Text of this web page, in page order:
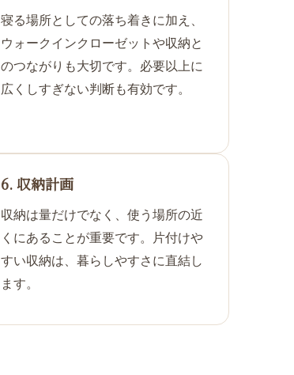
寝る場所としての落ち着きに加え、
ウォークインクローゼットや収納と
のつながりも大切です。必要以上に
広くしすぎない判断も有効です。
6. 収納計画
収納は量だけでなく、使う場所の近
くにあることが重要です。片付けや
すい収納は、暮らしやすさに直結し
ます。